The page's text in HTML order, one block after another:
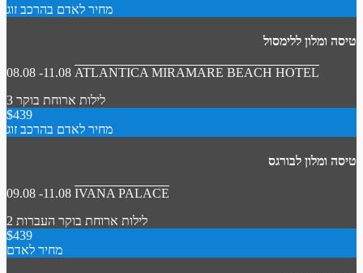
מחיר לאדם בהרכב זוג
טיסה ומלון ללימסול
08.08 -11.08 ATLANTICA MIRAMARE BEACH HOTEL
3 לילות ארוחת בוקר
$439
מחיר לאדם בהרכב זוג
טיסה ומלון לבורגס
09.08 -11.08 IVANA PALACE
2 לילות ארוחת בוקר העברות
$439
מחיר לאדם